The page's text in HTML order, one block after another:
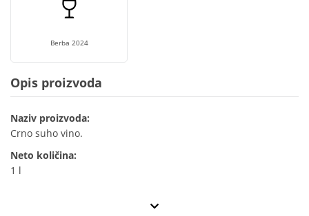
Berba 2024
Opis proizvoda
Naziv proizvoda:
Crno suho vino.
Neto količina:
1 l